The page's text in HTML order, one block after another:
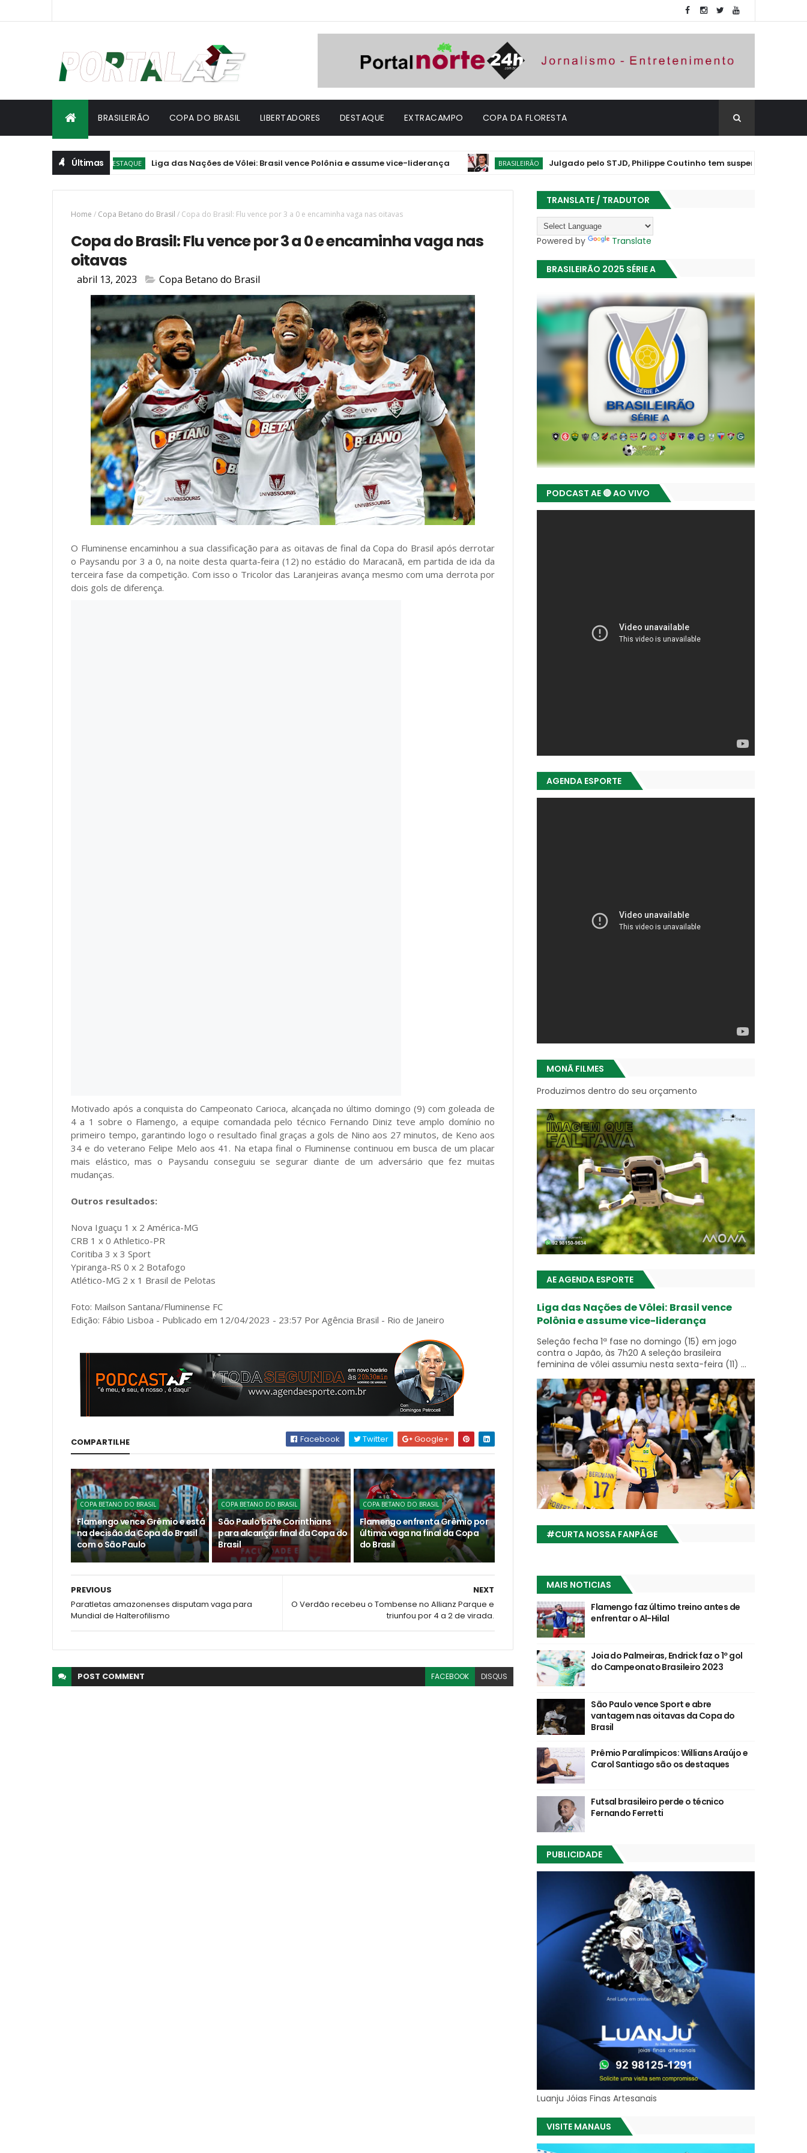
BRASILEIRÃO COPA DO BRASIL LIBERTADORES DESTAQUE EXTRACAMPO COPA DA FLORESTA
Últimas
DESTAQUE Liga das Nações de Vôlei: Brasil vence Polônia e assume vice-liderança BRASILEIRÃO Julgado pelo STJD, Philippe Coutinho tem suspensão convertida em
Home / Copa Betano do Brasil / Copa do Brasil: Flu vence por 3 a 0 e encaminha vaga nas oitavas
Copa do Brasil: Flu vence por 3 a 0 e encaminha vaga nas
oitavas
abril 13, 2023 Copa Betano do Brasil
O Fluminense encaminhou a sua classificação para as oitavas de final da Copa do Brasil após derrotar
o Paysandu por 3 a 0, na noite desta quarta-feira (12) no estádio do Maracanã, em partida de ida da
terceira fase da competição. Com isso o Tricolor das Laranjeiras avança mesmo com uma derrota por
dois gols de diferença.
Motivado após a conquista do Campeonato Carioca, alcançada no último domingo (9) com goleada de
4 a 1 sobre o Flamengo, a equipe comandada pelo técnico Fernando Diniz teve amplo domínio no
primeiro tempo, garantindo logo o resultado final graças a gols de Nino aos 27 minutos, de Keno aos
34 e do veterano Felipe Melo aos 41. Na etapa final o Fluminense continuou em busca de um placar
mais elástico, mas o Paysandu conseguiu se segurar diante de um adversário que fez muitas
mudanças.
Outros resultados:
Nova Iguaçu 1 x 2 América-MG
CRB 1 x 0 Athletico-PR
Coritiba 3 x 3 Sport
Ypiranga-RS 0 x 2 Botafogo
Atlético-MG 2 x 1 Brasil de Pelotas
Foto: Mailson Santana/Fluminense FC
Edição: Fábio Lisboa - Publicado em 12/04/2023 - 23:57 Por Agência Brasil - Rio de Janeiro
COMPARTILHE Facebook Twitter Google+
COPA BETANO DO BRASIL
Flamengo vence Grêmio e está
na decisão da Copa do Brasil
com o São Paulo
COPA BETANO DO BRASIL
São Paulo bate Corinthians
para alcançar final da Copa do
Brasil
COPA BETANO DO BRASIL
Flamengo enfrenta Grêmio por
última vaga na final da Copa
do Brasil
NEXT
O Verdão recebeu o Tombense no Allianz Parque e
triunfou por 4 a 2 de virada.
PREVIOUS
Paratletas amazonenses disputam vaga para
Mundial de Halterofilismo
POST COMMENT FACEBOOK DISQUS
TRANSLATE / TRADUTOR
Powered by Translate
BRASILEIRÃO 2025 SÉRIE A
PODCAST AE 🔴 AO VIVO
AGENDA ESPORTE
MONÃ FILMES
Produzimos dentro do seu orçamento
AE AGENDA ESPORTE
Liga das Nações de Vôlei: Brasil vence
Polônia e assume vice-liderança
Seleção fecha 1ª fase no domingo (15) em jogo
contra o Japão, às 7h20 A seleção brasileira
feminina de vôlei assumiu nesta sexta-feira (11) ...
#CURTA NOSSA FANPÁGE
MAIS NOTICIAS
Flamengo faz último treino antes de
enfrentar o Al-Hilal
Joia do Palmeiras, Endrick faz o 1º gol
do Campeonato Brasileiro 2023
São Paulo vence Sport e abre
vantagem nas oitavas da Copa do
Brasil
Prêmio Paralímpicos: Willians Araújo e
Carol Santiago são os destaques
Futsal brasileiro perde o técnico
Fernando Ferretti
PUBLICIDADE
Luanju Jóias Finas Artesanais
VISITE MANAUS